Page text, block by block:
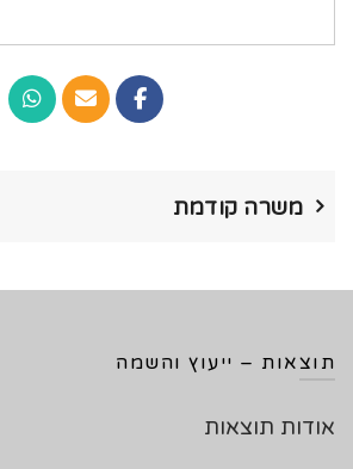
משרה קודמת
תוצאות – ייעוץ והשמה
אודות תוצאות